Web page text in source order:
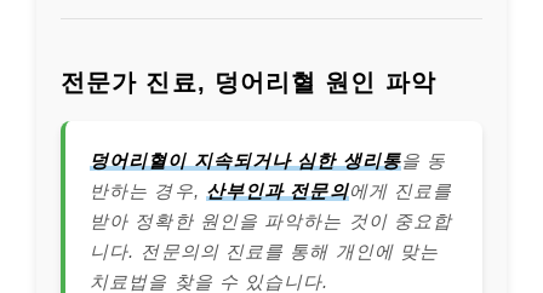
전문가 진료, 덩어리혈 원인 파악
덩어리혈이 지속되거나 심한 생리통을 동
반하는 경우, 산부인과 전문의에게 진료를
받아 정확한 원인을 파악하는 것이 중요합
니다. 전문의의 진료를 통해 개인에 맞는
치료법을 찾을 수 있습니다.